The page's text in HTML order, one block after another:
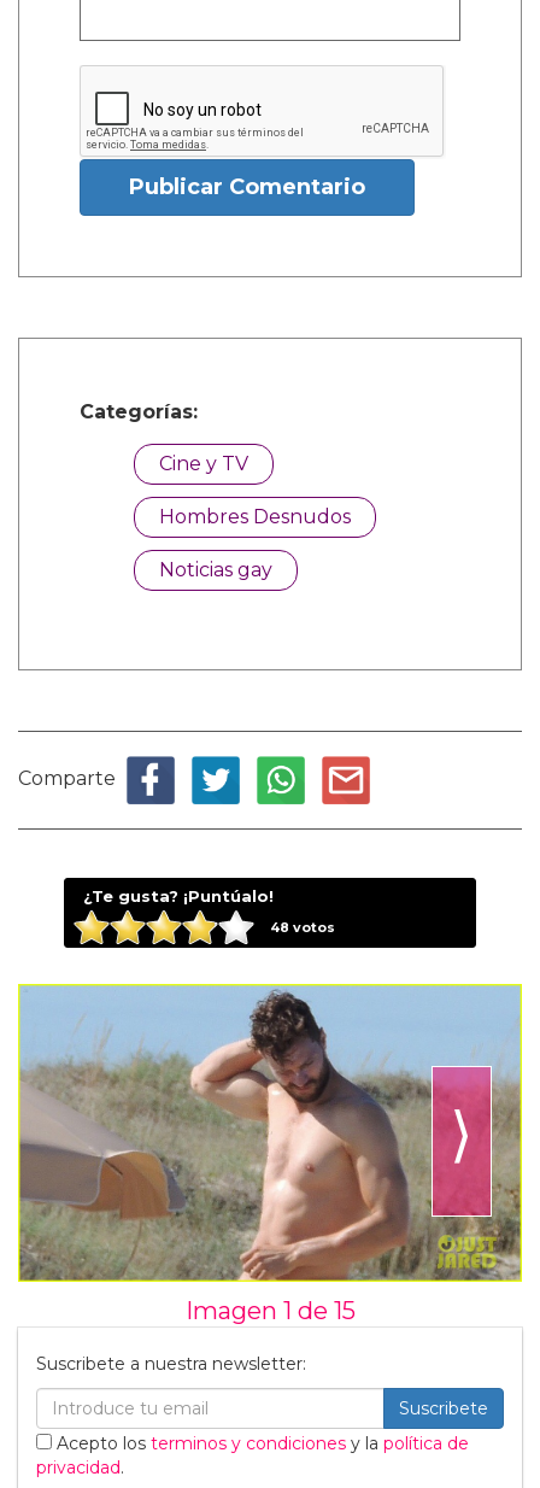
Publicar Comentario
Categorías:
Cine y TV
Hombres Desnudos
Noticias gay
Comparte
¿Te gusta? ¡Puntúalo!
48 votos
⟩
Imagen 1 de 15
Suscribete a nuestra newsletter:
Suscribete
Acepto los terminos y condiciones y la política de
privacidad.